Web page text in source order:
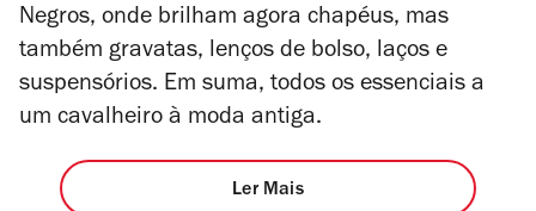
Negros, onde brilham agora chapéus, mas
também gravatas, lenços de bolso, laços e
suspensórios. Em suma, todos os essenciais a
um cavalheiro à moda antiga.
Ler Mais